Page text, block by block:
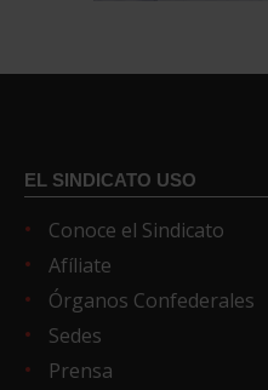
EL SINDICATO USO
Conoce el Sindicato
Afíliate
Órganos Confederales
Sedes
Prensa